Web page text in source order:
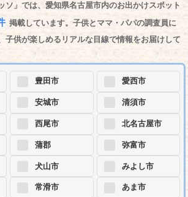
ソ」では、愛知県名古屋市内のお出かけスポット
掲載しています。子供とママ・パパの調査員に
子供が楽しめるリアルな目線で情報をお届けして
豊田市
安城市
西尾市
蒲郡
犬山市
常滑市
愛西市
清須市
北名古屋市
弥富市
みよし市
あま市